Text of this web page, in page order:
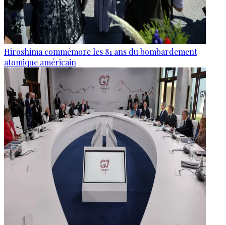
Hiroshima commémore les 81 ans du bombardement
atomique américain